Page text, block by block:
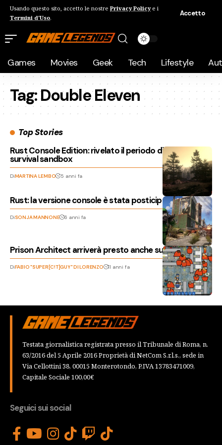
Usando questo sito, accetto le nostre Privacy Policye i
Termini d'Uso.
Accetto
Games Movies Geek Tech Lifestyle
Tag:Double Eleven
Top Stories
Rust Console Edition: rivelato il periodo di lancio del
survival sandbox
DiMARTINA LEMBO 5 anni fa
Rust: la versione console è stata posticipata al 2021
DiSONJA MANNONE 6 anni fa
Prison Architect arriverà presto anche su console
DiFABIO "SUPER[C!T]GUY" DI LORENZO 11 anni fa
Testata giornalistica registrata presso il Tribunale di Roma, n.
63/2016 del 5 Aprile 2016 Proprietà di NetCom S.r.l.s., sede in
Via Cellottini 38, 00015 Monterotondo, P.IVA 13783471009,
Capitale Sociale 100,00€
Seguici sui social